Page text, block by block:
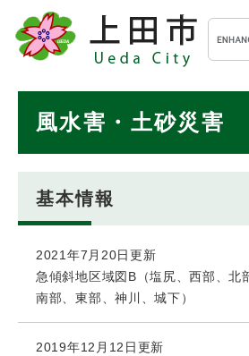
メニューを飛ばして本
キ
ー
ワ
検
風水害・土砂災害
基本情報
2021年7月20日更新
急傾斜地区域図B（塩尻、西部、北
南部、東部、神川、城下）
2019年12月12日更新